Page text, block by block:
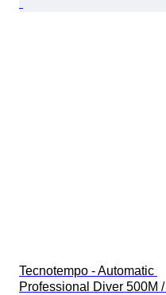
Tecnotempo - Automatic
Professional Diver 500M /